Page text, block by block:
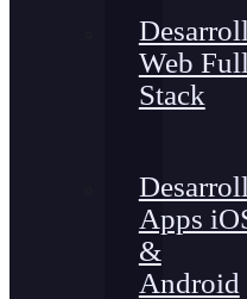
Web Full
Stack
Apps
&
Android